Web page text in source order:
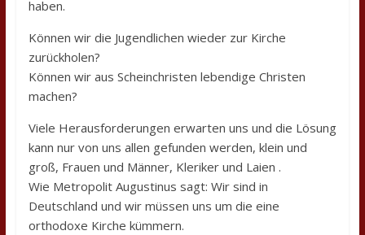
haben.
Können wir die Jugendlichen wieder zur Kirche
zurückholen?
Können wir aus Scheinchristen lebendige Christen
machen?
Viele Herausforderungen erwarten uns und die Lösung
kann nur von uns allen gefunden werden, klein und
groß, Frauen und Männer, Kleriker und Laien .
Wie Metropolit Augustinus sagt: Wir sind in
Deutschland und wir müssen uns um die eine
orthodoxe Kirche kümmern.